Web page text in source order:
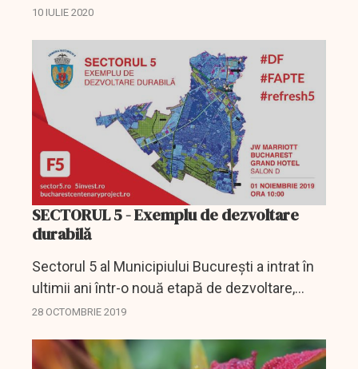
primăriilor.
10 IULIE 2020
SECTORUL 5 - Exemplu de dezvoltare
durabilă
Sectorul 5 al Municipiului București a intrat în
ultimii ani într-o nouă etapă de dezvoltare,
marcată de planificarea riguroasă a direcțiilor
tuturor...
28 OCTOMBRIE 2019